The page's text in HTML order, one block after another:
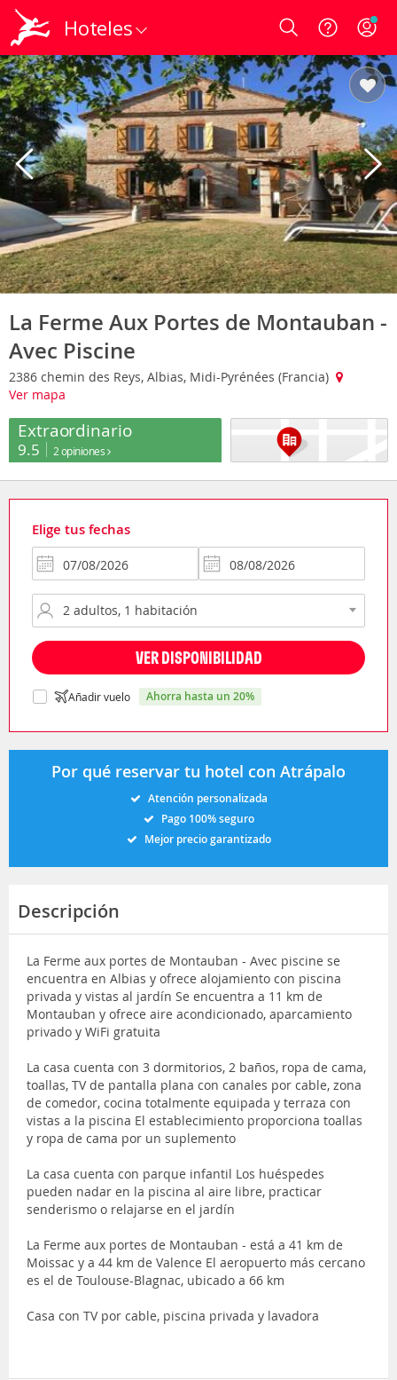
Hoteles Login
La Ferme Aux Portes de Montauban -
Avec Piscine
2386 chemin des Reys, Albias, Midi-Pyrénées (Francia)
Ver mapa
Extraordinario
9.5 2 opiniones
Elige tus fechas
VER DISPONIBILIDAD
Añadir vuelo ahorra hasta un 20%
Por qué reservar tu hotel con Atrápalo
Atención personalizada
Pago 100% seguro
Mejor precio garantizado
Descripción
La Ferme aux portes de Montauban - Avec piscine se
encuentra en Albias y ofrece alojamiento con piscina
privada y vistas al jardín Se encuentra a 11 km de
Montauban y ofrece aire acondicionado, aparcamiento
privado y WiFi gratuita
La casa cuenta con 3 dormitorios, 2 baños, ropa de cama,
toallas, TV de pantalla plana con canales por cable, zona
de comedor, cocina totalmente equipada y terraza con
vistas a la piscina El establecimiento proporciona toallas
y ropa de cama por un suplemento
La casa cuenta con parque infantil Los huéspedes
pueden nadar en la piscina al aire libre, practicar
senderismo o relajarse en el jardín
La Ferme aux portes de Montauban - está a 41 km de
Moissac y a 44 km de Valence El aeropuerto más cercano
es el de Toulouse-Blagnac, ubicado a 66 km
Casa con TV por cable, piscina privada y lavadora